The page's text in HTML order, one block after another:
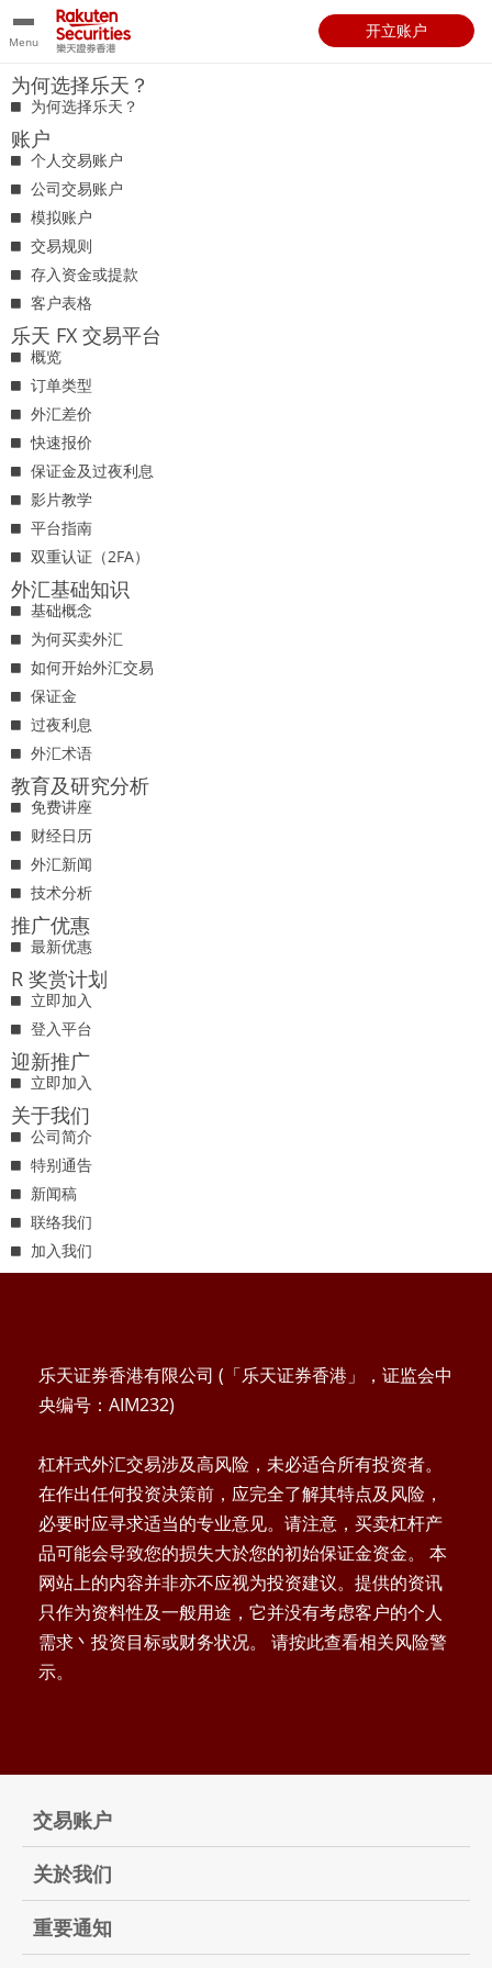
Menu
开立账户
为何选择乐天？
为何选择乐天？
账户
个人交易账户
公司交易账户
模拟账户
交易规则
存入资金或提款
客户表格
乐天 FX 交易平台
概览
订单类型
外汇差价
快速报价
保证金及过夜利息
影片教学
平台指南
双重认证（2FA）
外汇基础知识
基础概念
为何买卖外汇
如何开始外汇交易
保证金
过夜利息
外汇术语
教育及研究分析
免费讲座
财经日历
外汇新闻
技术分析
推广优惠
最新优惠
R 奖赏计划
立即加入
登入平台
迎新推广
立即加入
关于我们
公司简介
特别通告
新闻稿
联络我们
加入我们
乐天证券香港有限公司 (「乐天证券香港」，证监会中
央编号：AIM232)
杠杆式外汇交易涉及高风险，未必适合所有投资者。
在作出任何投资决策前，应完全了解其特点及风险，
必要时应寻求适当的专业意见。请注意，买卖杠杆产
品可能会导致您的损失大於您的初始保证金资金。 本
网站上的内容并非亦不应视为投资建议。提供的资讯
只作为资料性及一般用途，它并没有考虑客户的个人
需求丶投资目标或财务状况。 请按此查看相关风险警
示。
交易账户
关於我们
重要通知